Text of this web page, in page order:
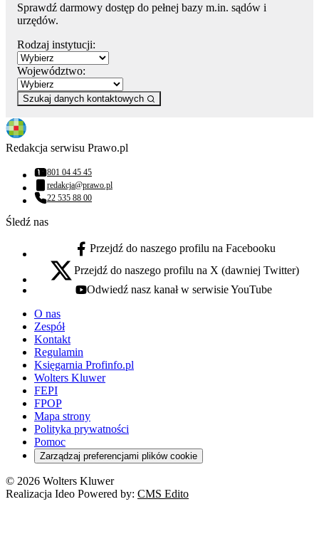
Sprawdź darmowy dostęp do pełnej bazy m.in. sądów i
urzędów.
Rodzaj instytucji:
Województwo:
Szukaj danych kontaktowych
Redakcja serwisu Prawo.pl
Numer telefonu:
801 04 45 45
Adres email:
redakcja@prawo.pl
Numer telefonu:
22 535 88 00
Śledź nas
facebook - otwiera się w nowej karcie
Przejdź do naszego profilu na Facebooku
x - otwiera się w nowej karcie
Przejdź do naszego profilu na X (dawniej Twitter)
youtube - otwiera się w nowej karcie
Odwiedź nasz kanał w serwisie YouTube
O nas
Zespół
Kontakt
Regulamin
Księgarnia Profinfo.pl
Wolters Kluwer
FEPI
FPOP
Mapa strony
Polityka prywatności
Pomoc
Zarządzaj preferencjami plików cookie
© 2026 Wolters Kluwer
Realizacja Ideo Powered by: CMS Edito